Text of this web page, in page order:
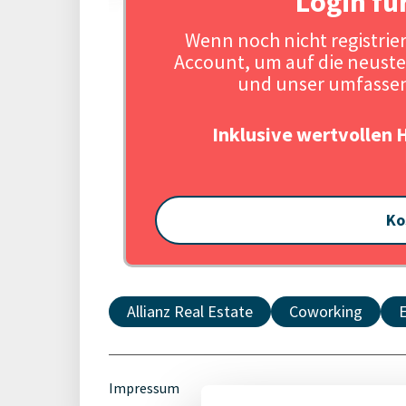
Wenn noch nicht
Account, um auf die
und unser
Inklusive wertvollen
Allianz Real Estate Coworking
Impressum